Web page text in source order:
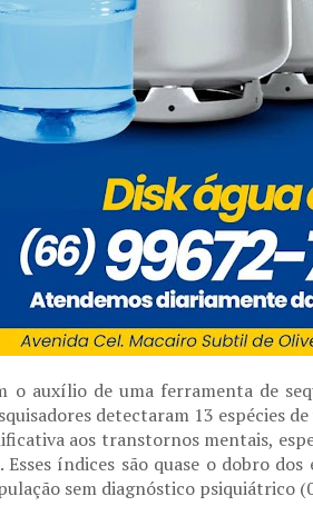
o auxílio de uma ferramenta de
detectaram 13 espécies
aos transtornos mentais,
índices são quase o dobro
sem diagnóstico psiquiátrico